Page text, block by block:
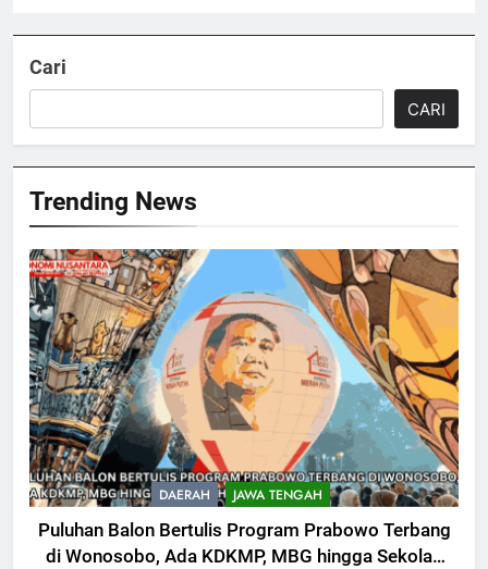
Cari
CARI
Trending News
DAERAH JAWA TENGAH
Puluhan Balon Bertulis Program Prabowo Terbang
di Wonosobo, Ada KDKMP, MBG hingga Sekolah